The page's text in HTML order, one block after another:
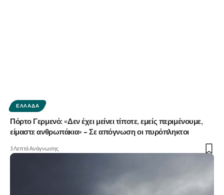
ΕΛΛΆΔΑ
Πόρτο Γερμενό: «Δεν έχει μείνει τίποτε, εμείς περιμένουμε,
είμαστε ανθρωπάκια» – Σε απόγνωση οι πυρόπληκτοι
3 Λεπτά Ανάγνωσης